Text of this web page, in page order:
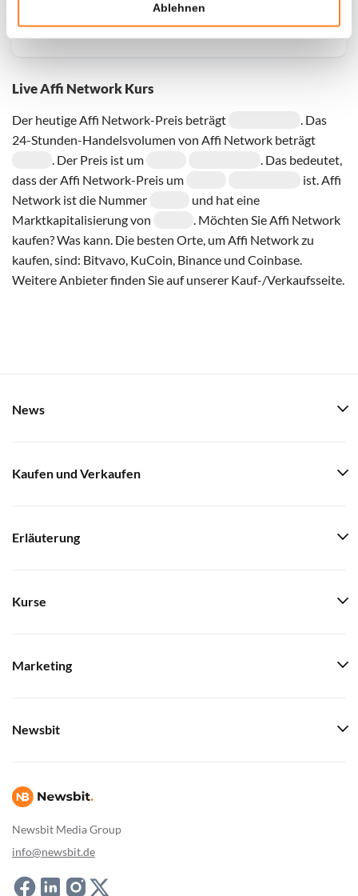
Ablehnen
Live Affi Network Kurs
Der heutige Affi Network-Preis beträgt
. Das
24-Stunden-Handelsvolumen von Affi Network beträgt
. Der Preis ist um
. Das bedeutet,
dass der Affi Network-Preis um
ist. Affi
Network ist die Nummer
und hat eine
Marktkapitalisierung von
. Möchten Sie Affi Network
kaufen? Was kann. Die besten Orte, um Affi Network zu
kaufen, sind: Bitvavo, KuCoin, Binance und Coinbase.
Weitere Anbieter finden Sie auf unserer Kauf-/Verkaufsseite.
Newsbit Media Group
info@newsbit.de
News
Kaufen und Verkaufen
Erläuterung
Kurse
Marketing
Newsbit